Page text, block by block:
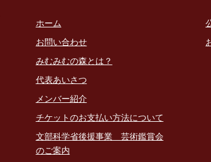
ホーム
お問い合わせ
みむみむの森とは？
代表あいさつ
メンバー紹介
チケットのお支払い方法について
文部科学省後援事業 芸術鑑賞会
のご案内